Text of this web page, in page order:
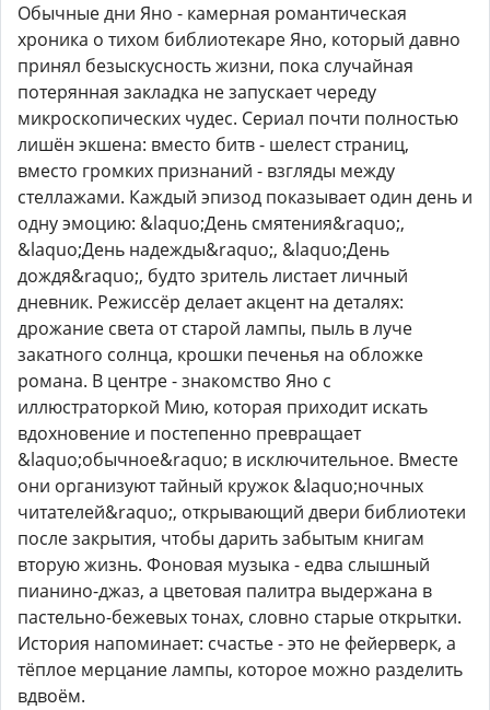
Обычные дни Яно - камерная романтическая
хроника о тихом библиотекаре Яно, который давно
принял безыскусность жизни, пока случайная
потерянная закладка не запускает череду
микроскопических чудес. Сериал почти полностью
лишён экшена: вместо битв - шелест страниц,
вместо громких признаний - взгляды между
стеллажами. Каждый эпизод показывает один день и
одну эмоцию: &laquo;День смятения&raquo;,
&laquo;День надежды&raquo;, &laquo;День
дождя&raquo;, будто зритель листает личный
дневник. Режиссёр делает акцент на деталях:
дрожание света от старой лампы, пыль в луче
закатного солнца, крошки печенья на обложке
романа. В центре - знакомство Яно с
иллюстраторкой Мию, которая приходит искать
вдохновение и постепенно превращает
&laquo;обычное&raquo; в исключительное. Вместе
они организуют тайный кружок &laquo;ночных
читателей&raquo;, открывающий двери библиотеки
после закрытия, чтобы дарить забытым книгам
вторую жизнь. Фоновая музыка - едва слышный
пианино-джаз, а цветовая палитра выдержана в
пастельно-бежевых тонах, словно старые открытки.
История напоминает: счастье - это не фейерверк, а
тёплое мерцание лампы, которое можно разделить
вдвоём.